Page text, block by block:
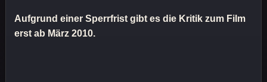
Aufgrund einer Sperrfrist gibt es die Kritik zum Film
erst ab März 2010.